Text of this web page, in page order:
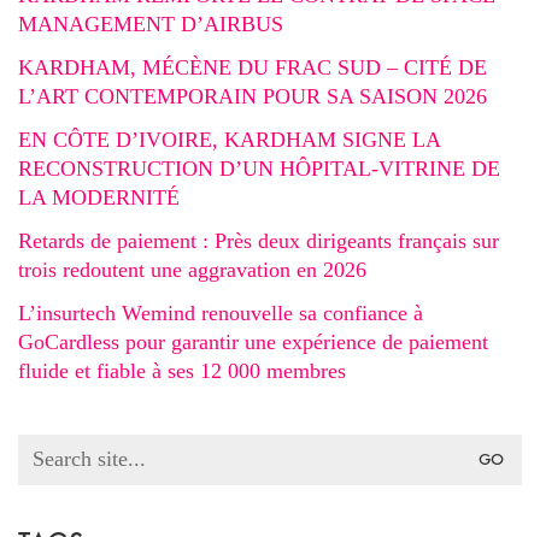
MANAGEMENT D’AIRBUS
KARDHAM, MÉCÈNE DU FRAC SUD – CITÉ DE
L’ART CONTEMPORAIN POUR SA SAISON 2026
EN CÔTE D’IVOIRE, KARDHAM SIGNE LA
RECONSTRUCTION D’UN HÔPITAL-VITRINE DE
LA MODERNITÉ
Retards de paiement : Près deux dirigeants français sur
trois redoutent une aggravation en 2026
L’insurtech Wemind renouvelle sa confiance à
GoCardless pour garantir une expérience de paiement
fluide et fiable à ses 12 000 membres
Search